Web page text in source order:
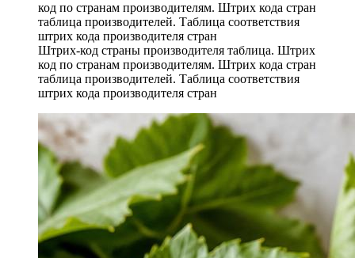
Штрих-код страны производителя таблица. Штрих
код по странам производителям. Штрих кода стран
таблица производителей. Таблица соответствия
штрих кода производителя стран